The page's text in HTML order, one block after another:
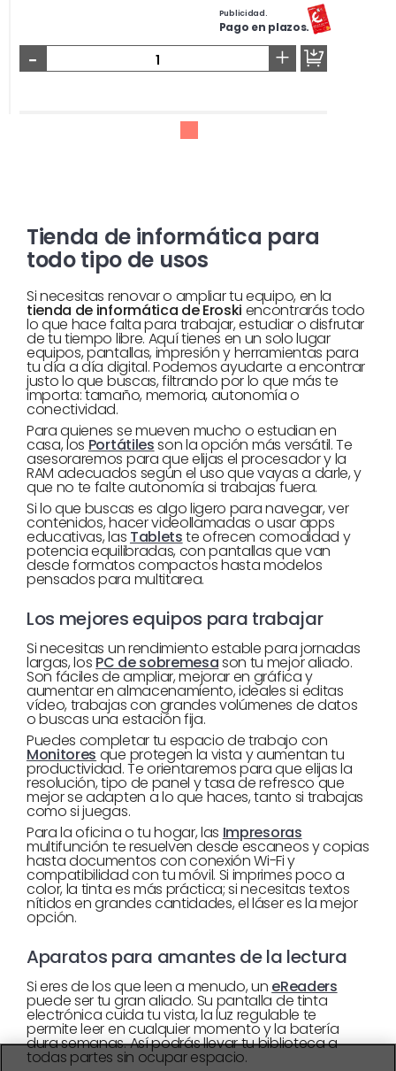
Publicidad.
Pago en plazos.
- +
Tienda de informática para
todo tipo de usos
Si necesitas renovar o ampliar tu equipo, en la
tienda de informática de Eroski encontrarás todo
lo que hace falta para trabajar, estudiar o disfrutar
de tu tiempo libre. Aquí tienes en un solo lugar
equipos, pantallas, impresión y herramientas para
tu día a día digital. Podemos ayudarte a encontrar
justo lo que buscas, filtrando por lo que más te
importa: tamaño, memoria, autonomía o
conectividad.
Para quienes se mueven mucho o estudian en
casa, los Portátilesson la opción más versátil. Te
asesoraremos para que elijas el procesador y la
RAM adecuados según el uso que vayas a darle, y
que no te falte autonomía si trabajas fuera.
Si lo que buscas es algo ligero para navegar, ver
contenidos, hacer videollamadas o usar apps
educativas, las Tabletste ofrecen comodidad y
potencia equilibradas, con pantallas que van
desde formatos compactos hasta modelos
pensados para multitarea.
Los mejores equipos para trabajar
Si necesitas un rendimiento estable para jornadas
largas, los PC de sobremesason tu mejor aliado.
Son fáciles de ampliar, mejorar en gráfica y
aumentar en almacenamiento, ideales si editas
vídeo, trabajas con grandes volúmenes de datos
o buscas una estación fija.
Puedes completar tu espacio de trabajo con
Monitores que protegen la vista y aumentan tu
productividad. Te orientaremos para que elijas la
resolución, tipo de panel y tasa de refresco que
mejor se adapten a lo que haces, tanto si trabajas
como si juegas.
Para la oficina o tu hogar, las Impresoras
multifunción te resuelven desde escaneos y copias
hasta documentos con conexión Wi-Fi y
compatibilidad con tu móvil. Si imprimes poco a
color, la tinta es más práctica; si necesitas textos
nítidos en grandes cantidades, el láser es la mejor
opción.
Aparatos para amantes de la lectura
Si eres de los que leen a menudo, un eReaders
puede ser tu gran aliado. Su pantalla de tinta
electrónica cuida tu vista, la luz regulable te
permite leer en cualquier momento y la batería
dura semanas. Así podrás llevar tu biblioteca a
todas partes sin ocupar espacio.